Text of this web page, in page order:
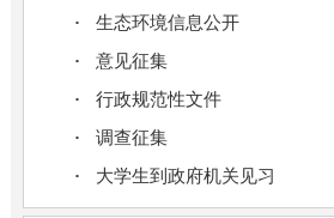
生态环境信息公开
意见征集
行政规范性文件
调查征集
大学生到政府机关见习